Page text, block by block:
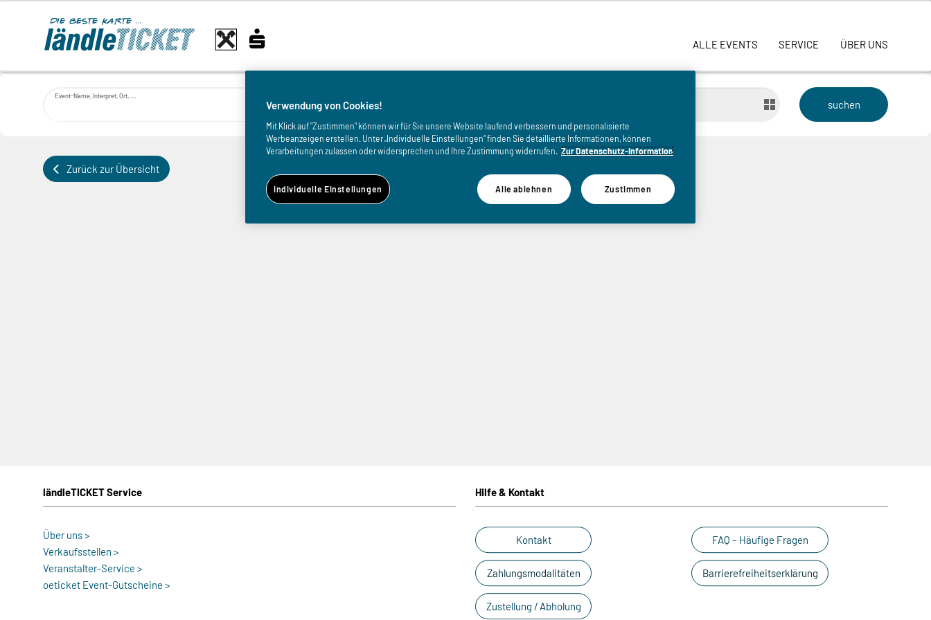
ALLE EVENTS SERVICE ÜBER UNS
Event-Name, Interpret, Ort, ...
Zurück zur Übersicht
ländleTICKET Service
Über uns >
Verkaufsstellen >
Veranstalter-Service >
oeticket Event-Gutscheine >
Hilfe & Kontakt
Kontakt
Zahlungsmodalitäten
Zustellung / Abholung
FAQ – Häufige Fragen
Barrierefreiheitserklärung
Verwendung von Cookies!
Mit Klick auf "Zustimmen" können wir für Sie unsere Website laufend verbessern und personalisierte
Werbeanzeigen erstellen. Unter „Individuelle Einstellungen“ finden Sie detaillierte Informationen, können
Verarbeitungen zulassen oder widersprechen und Ihre Zustimmung widerrufen. Zur Datenschutz-Information
Alle ablehnen Zustimmen
Individuelle Einstellungen